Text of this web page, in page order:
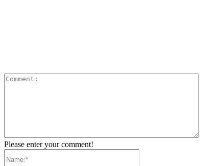
Please enter your comment!